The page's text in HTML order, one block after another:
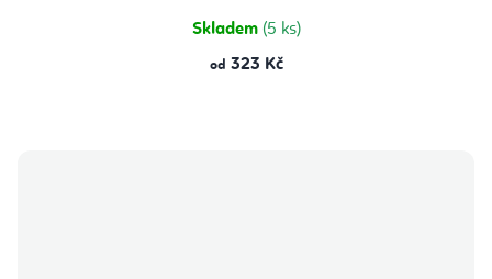
Skladem (5 ks)
od 323 Kč